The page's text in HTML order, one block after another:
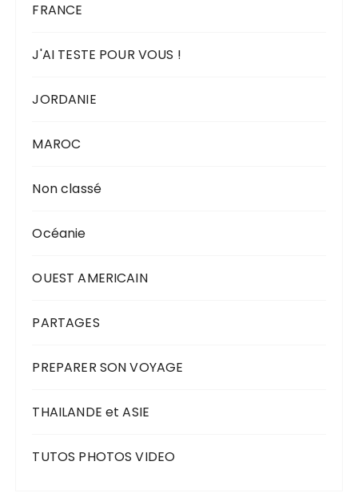
FRANCE
J'AI TESTE POUR VOUS !
JORDANIE
MAROC
Non classé
Océanie
OUEST AMERICAIN
PARTAGES
PREPARER SON VOYAGE
THAILANDE et ASIE
TUTOS PHOTOS VIDEO